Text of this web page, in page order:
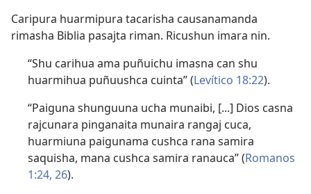
Caripura huarmipura tacarisha causanamanda
rimasha Biblia pasajta riman. Ricushun imara nin.
“Shu carihua ama puñuichu imasna can shu
huarmihua puñuushca cuinta” (Levítico 18:22).
“Paiguna shunguuna ucha munaibi, [...] Dios casna
rajcunara pinganaita munaira rangaj cuca,
huarmiuna paigunama cushca rana samira
saquisha, mana cushca samira ranauca” (Romanos
1:24, 26).